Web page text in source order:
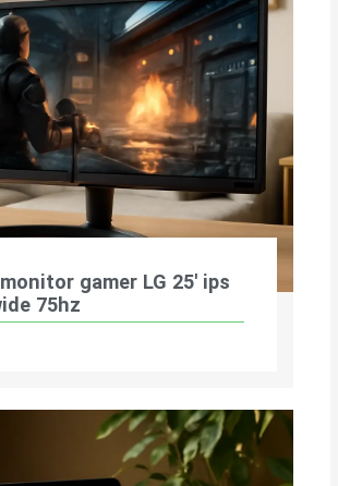
gamer LG 25′ ips
75hz